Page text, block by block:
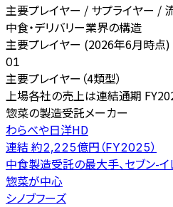
主要プレイヤー / サプライヤー /
中食・デリバリー業界の構造
主要プレイヤー (2026年6月時点)
01
主要プレイヤー（4類型）
上場各社の売上は連結通期
惣菜の製造受託メーカー
わらべや日洋HD
連結 約2,225億円（FY2025）
中食製造受託の最大手、セブン-イ
惣菜が中心
シノブフーズ